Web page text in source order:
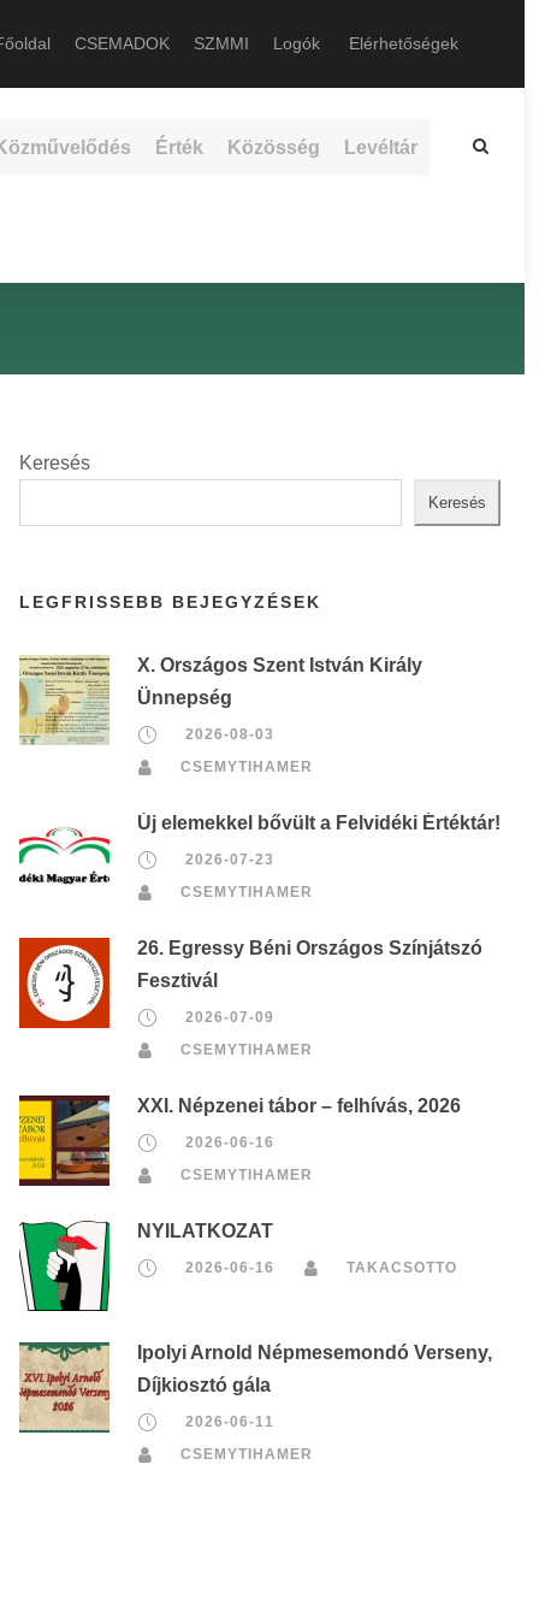
CSEMADOK SZMMI Logók Elérhetőségek
Érték Közösség Levéltár
Keresés
Keresés
LEGFRISSEBB BEJEGYZÉSEK
X. Országos Szent István Király
Ünnepség
2026-08-03
CSEMYTIHAMER
Új elemekkel bővült a Felvidéki Értéktár!
2026-07-23
CSEMYTIHAMER
26. Egressy Béni Országos Színjátszó
Fesztivál
2026-07-09
CSEMYTIHAMER
XXI. Népzenei tábor – felhívás, 2026
2026-06-16
CSEMYTIHAMER
NYILATKOZAT
2026-06-16 TAKACSOTTO
Ipolyi Arnold Népmesemondó Verseny,
Díjkiosztó gála
2026-06-11
CSEMYTIHAMER